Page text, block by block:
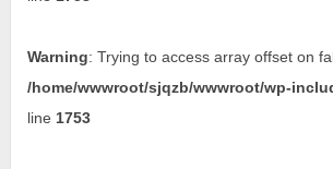
Warning: Trying to access array offset on
/home/wwwroot/sjqzb/wwwroot/wp-
line 1753